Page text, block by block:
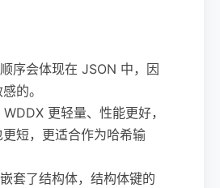
序会体现在 JSON 中，因
的。
更轻量、性能更好，
短，更适合作为哈希输
套了结构体，结构体键的